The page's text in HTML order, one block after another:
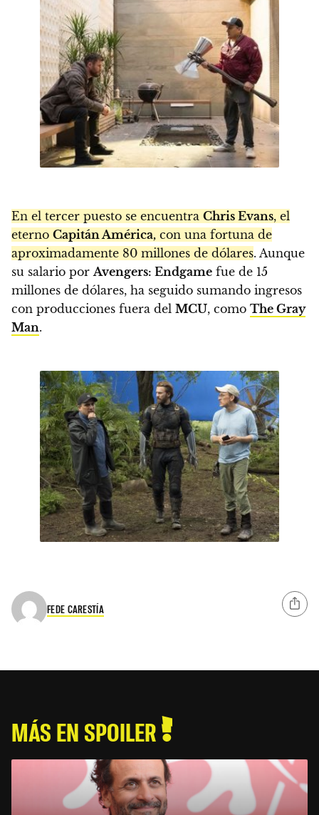
En el tercer puesto se encuentra Chris Evans, el
eterno Capitán América, con una fortuna de
aproximadamente 80 millones de dólares. Aunque
su salario por Avengers: Endgame fue de 15
millones de dólares, ha seguido sumando ingresos
con producciones fuera del MCU, como The Gray
Man.
FEDE CARESTÍA
MÁS EN SPOILER